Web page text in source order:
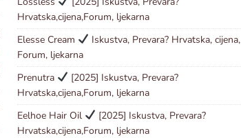
Hrvatska,cijena,Forum, ljekarna
Elesse Cream
Iskustva, Prevara? Hrvatska, cijena,
Forum, ljekarna
Prenutra
[2025] Iskustva, Prevara?
Hrvatska,cijena,Forum, ljekarna
Eelhoe Hair Oil
[2025] Iskustva, Prevara?
Hrvatska,cijena,Forum, ljekarna